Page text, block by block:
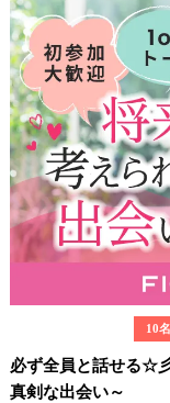
10
必ず全員と話せる☆
真剣な出会い～